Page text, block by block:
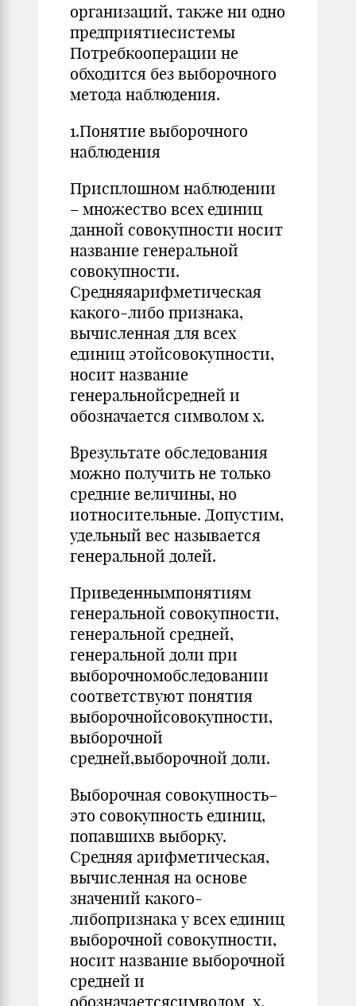
организаций, также ни одно
предприятиесистемы
Потребкооперации не
обходится без выборочного
метода наблюдения.
1.Понятие выборочного
наблюдения
Присплошном наблюдении
– множество всех единиц
данной совокупности носит
название генеральной
совокупности.
Средняяарифметическая
какого-либо признака,
вычисленная для всех
единиц этойсовокупности,
носит название
генеральнойсредней и
обозначается символом х.
Врезультате обследования
можно получить не только
средние величины, но
иотносительные. Допустим,
удельный вес называется
генеральной долей.
Приведеннымпонятиям
генеральной совокупности,
генеральной средней,
генеральной доли при
выборочномобследовании
соответствуют понятия
выборочнойсовокупности,
выборочной
средней,выборочной доли.
Выборочная совокупность–
это совокупность единиц,
попавшихв выборку.
Средняя арифметическая,
вычисленная на основе
значений какого-
либопризнака у всех единиц
выборочной совокупности,
носит название выборочной
средней и
обозначаетсясимволом х.